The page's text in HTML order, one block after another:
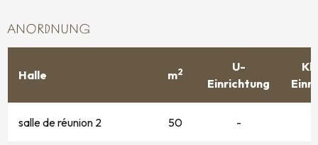
ANORDNUNG
Halle m2
U-
Einrichtung
salle de réunion 2 50 -